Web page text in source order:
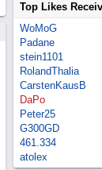
Top Likes
WoMoG
Padane
stein1101
RolandThalia
CarstenKausB
DaPo
Peter25
G300GD
461.334
atolex